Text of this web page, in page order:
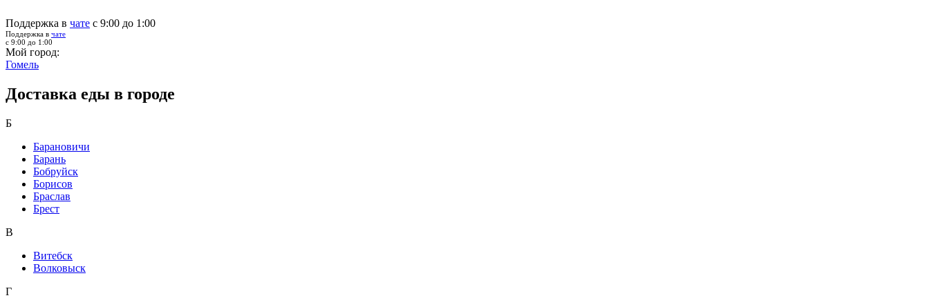
Поддержка в чате с 9:00 до 1:00
Поддержка в чате
с 9:00 до 1:00
Мой город:
Гомель
Доставка еды в городе
Б
Барановичи
Барань
Бобруйск
Борисов
Браслав
Брест
В
Витебск
Волковыск
Г